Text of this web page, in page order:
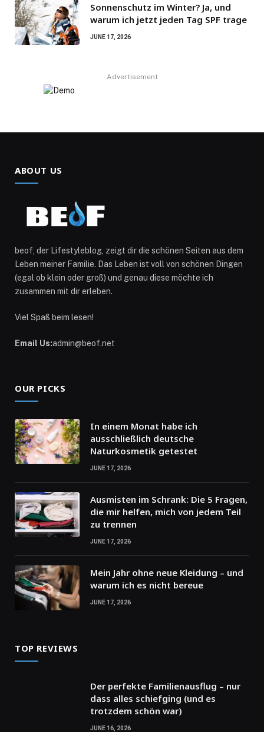
Sonnenschutz im Winter? Ja, und
warum ich jetzt jeden Tag SPF trage
JUNE 17, 2026
Advertisement
ABOUT US
beof, der Lifestyleblog, zeigt dir die schönen Seiten aus dem
Leben meiner Familie. Das Leben ist voll von schönen Dingen
(egal ob klein oder groß) und genau diese möchte ich
zusammen mit dir erleben.
Viel Spaß beim lesen!
Email Us:admin@beof.net
OUR PICKS
In einem Monat habe ich
ausschließlich deutsche
Naturkosmetik getestet
JUNE 17, 2026
Ausmisten im Schrank: Die 5 Fragen,
die mir helfen, mich von jedem Teil
zu trennen
JUNE 17, 2026
Mein Jahr ohne neue Kleidung – und
warum ich es nicht bereue
JUNE 17, 2026
TOP REVIEWS
Der perfekte Familienausflug – nur
dass alles schiefging (und es
trotzdem schön war)
JUNE 16, 2026